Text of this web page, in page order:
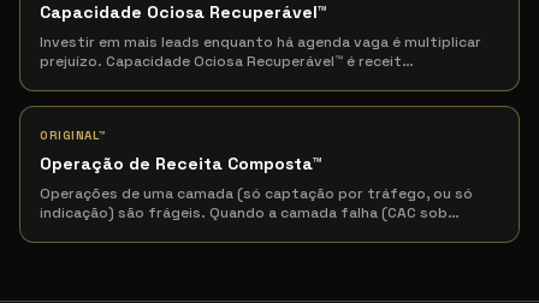
Capacidade Ociosa Recuperável™
Investir em mais leads enquanto há agenda vaga é multiplicar
prejuízo. Capacidade Ociosa Recuperável™ é receit…
ORIGINAL™
Operação de Receita Composta™
Operações de uma camada (só captação por tráfego, ou só
indicação) são frágeis. Quando a camada falha (CAC sob…